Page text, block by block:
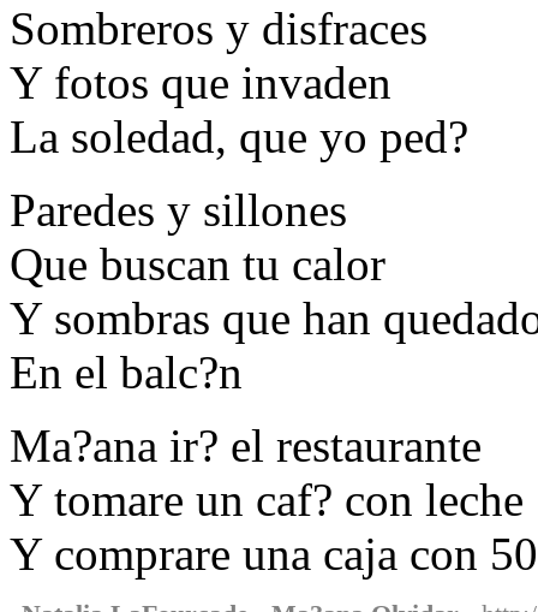
Sombreros y disfraces
Y fotos que invaden
La soledad, que yo ped?
Paredes y sillones
Que buscan tu calor
Y sombras que han
En el balc?n
Ma?ana ir? el restaurante
Y tomare un caf? con leche
Y comprare una caja con